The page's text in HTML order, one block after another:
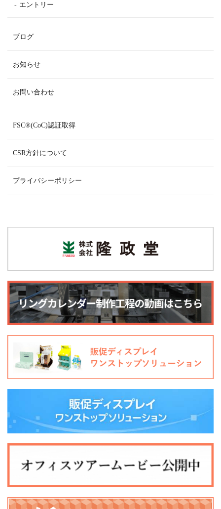
エントリー
ブログ
お知らせ
お問い合わせ
FSC®(CoC)認証取得
CSR方針について
プライバシーポリシー